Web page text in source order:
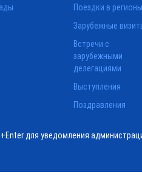
Поездки в регионы
Зарубежные
Встречи с
зарубежными
делегациями
Выступления
Поздравления
для уведомления